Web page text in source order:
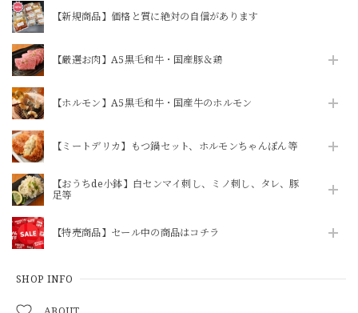
【新規商品】価格と質に絶対の自信があります
【厳選お肉】A5黒毛和牛・国産豚＆鶏
【ホルモン】A5黒毛和牛・国産牛のホルモン
【ミートデリカ】もつ鍋セット、ホルモンちゃんぽん等
【おうちde小鉢】白センマイ刺し、ミノ刺し、タレ、豚
足等
【特売商品】セール中の商品はコチラ
SHOP INFO